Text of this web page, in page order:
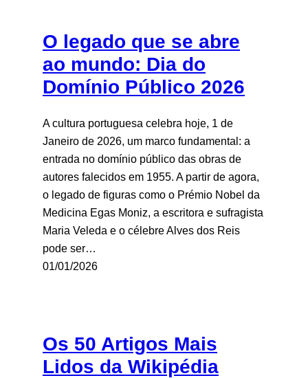
O legado que se abre
ao mundo: Dia do
Domínio Público 2026
A cultura portuguesa celebra hoje, 1 de
Janeiro de 2026, um marco fundamental: a
entrada no domínio público das obras de
autores falecidos em 1955. A partir de agora,
o legado de figuras como o Prémio Nobel da
Medicina Egas Moniz, a escritora e sufragista
Maria Veleda e o célebre Alves dos Reis
pode ser…
01/01/2026
Os 50 Artigos Mais
Lidos da Wikipédia